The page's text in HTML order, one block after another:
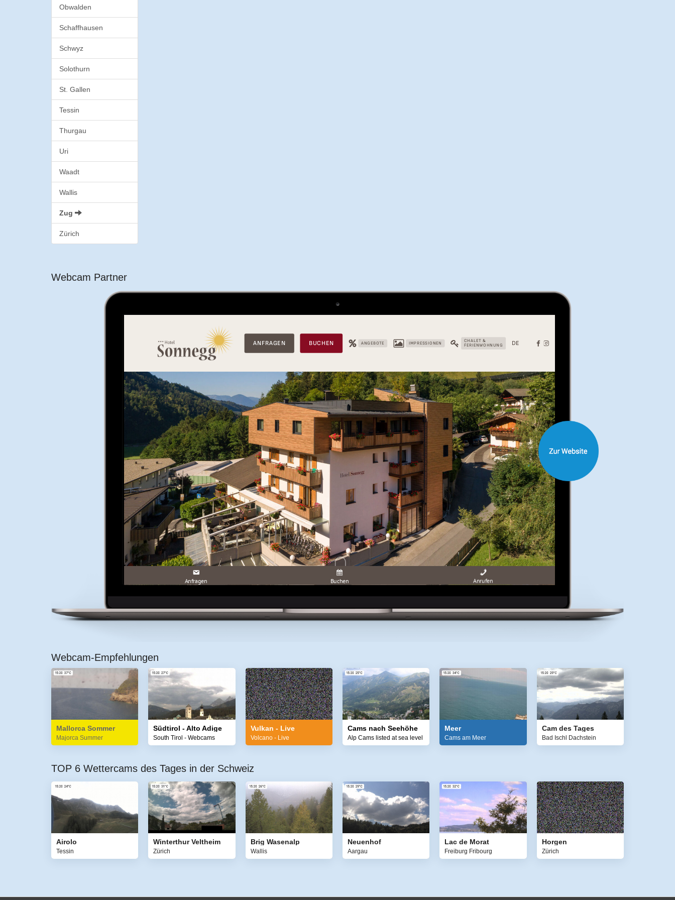
Obwalden
Schaffhausen
Schwyz
Solothurn
St. Gallen
Tessin
Thurgau
Uri
Waadt
Wallis
Zug
Zürich
Webcam Partner
Webcam-Empfehlungen
Mallorca Sommer
Majorca Summer
Südtirol - Alto Adige
South Tirol - Webcams
Vulkan - Live
Volcano - Live
Cams nach Seehöhe
Alp Cams listed at sea level
Meer
Cams am Meer
Cam des Tages
Bad Ischl Dachstein
TOP 6 Wettercams des Tages in der Schweiz
Airolo
Tessin
Winterthur Veltheim
Zürich
Brig Wasenalp
Wallis
Neuenhof
Aargau
Lac de Morat
Freiburg Fribourg
Horgen
Zürich